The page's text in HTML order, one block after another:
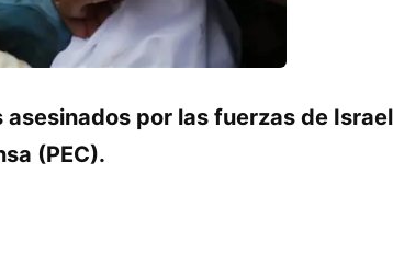
por las fuerzas de
(PEC).